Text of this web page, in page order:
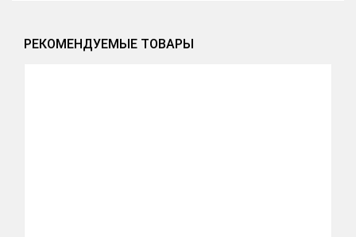
РЕКОМЕНДУЕМЫЕ ТОВАРЫ